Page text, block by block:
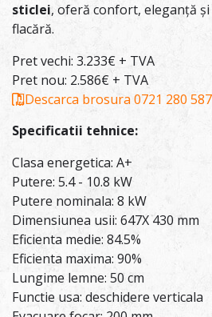
sticlei, oferă confort, eleganță
flacără.
Pret vechi: 3.233€ + TVA
Pret nou: 2.586€ + TVA
Descarca brosura0721 280 587
Specificatii tehnice:
Clasa energetica: A+
Putere: 5.4 - 10.8 kW
Putere nominala: 8 kW
Dimensiunea usii: 647X 430 mm
Eficienta medie: 84.5%
Eficienta maxima: 90%
Lungime lemne: 50 cm
Functie usa: deschidere verticala